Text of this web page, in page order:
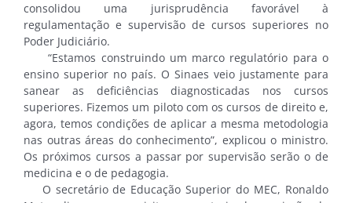
consolidou uma jurisprudência favorável à
regulamentação e supervisão de cursos superiores no
Poder Judiciário.
“Estamos construindo um marco regulatório para o
ensino superior no país. O Sinaes veio justamente para
sanear as deficiências diagnosticadas nos cursos
superiores. Fizemos um piloto com os cursos de direito e,
agora, temos condições de aplicar a mesma metodologia
nas outras áreas do conhecimento”, explicou o ministro.
Os próximos cursos a passar por supervisão serão o de
medicina e o de pedagogia.
O secretário de Educação Superior do MEC, Ronaldo